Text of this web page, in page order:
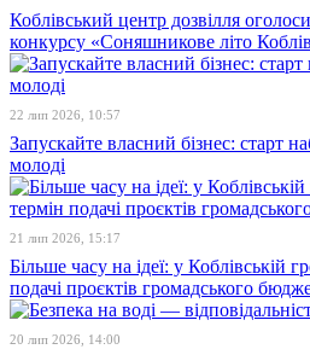
Коблівський центр дозвілля
конкурсу «Соняшникове літо
22 лип 2026, 10:57
Запускайте власний бізнес: старт
молоді
21 лип 2026, 15:17
Більше часу на ідеї: у Коблівській
подачі проєктів громадського
20 лип 2026, 14:00